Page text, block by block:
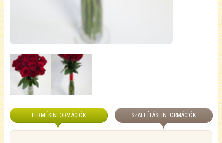
TERMÉKINFORMÁCIÓK SZÁLLÍTÁSI INFORMÁCIÓK